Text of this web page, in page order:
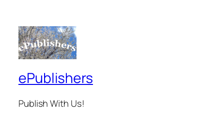
ePublishers
Publish With Us!